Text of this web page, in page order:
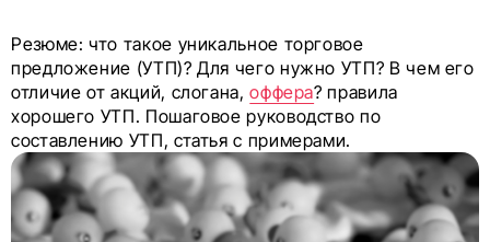
Резюме: что такое уникальное торговое
предложение (УТП)? Для чего нужно УТП? В чем его
отличие от акций, слогана,оффера? правила
хорошего УТП. Пошаговое руководство по
составлению УТП, статья с примерами.